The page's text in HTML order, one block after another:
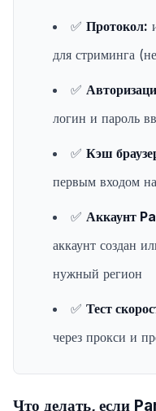
✅ Протокол:
для стриминга
✅
логин и пароль
✅ Кэш
первым входом
✅ Аккаунт
аккаунт создан
нужный регион
✅ Тест
через прокси и
Что делать, если